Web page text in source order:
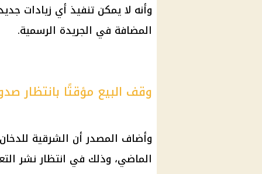
وأنه لا يمكن تنفيذ أي زيادات
المضافة في الجريدة الرسمية.
وقف البيع مؤقتًا بانتظار
وأضاف المصدر أن الشرقية
الماضي، وذلك في انتظار نشر